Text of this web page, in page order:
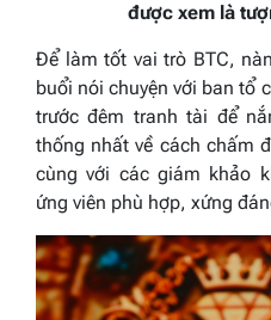
được xem là
Để làm tốt vai trò BTC,
buổi nói chuyện với ban tổ
trước đêm tranh tài để
thống nhất về cách chấm
cùng với các giám khảo
ứng viên phù hợp, xứng